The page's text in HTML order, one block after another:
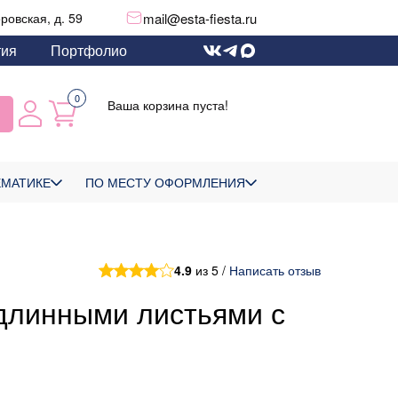
д. 59 mail@esta-fiesta.ru
Портфолио
0 Ваша корзина пуста!
ПО МЕСТУ ОФОРМЛЕНИЯ
4.9 из 5 / Написать отзыв
листьями с